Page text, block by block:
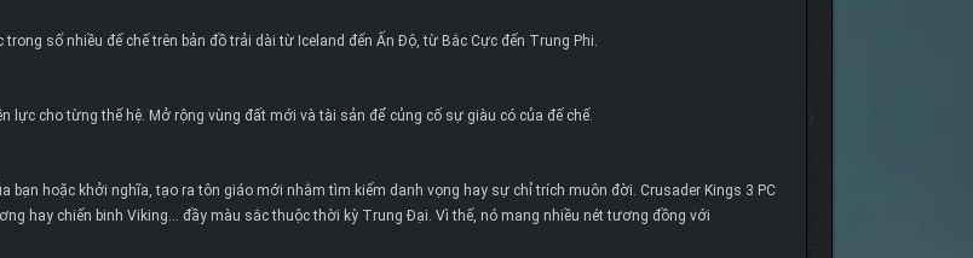
số nhiều đế chế trên bản đồ trải dài từ Iceland đến Ấn Độ, từ Bắc Cực đến Trung Phi.
lực cho từng thế hệ. Mở rộng vùng đất mới và tài sản để củng cố sự giàu có của đế chế.
bạn hoặc khởi nghĩa, tạo ra tôn giáo mới nhằm tìm kiếm danh vọng hay sự chỉ trích muôn đời. Crusader Kings 3 PC
hay chiến binh Viking… đầy màu sắc thuộc thời kỳ Trung Đại. Vì thế, nó mang nhiều nét tương đồng với